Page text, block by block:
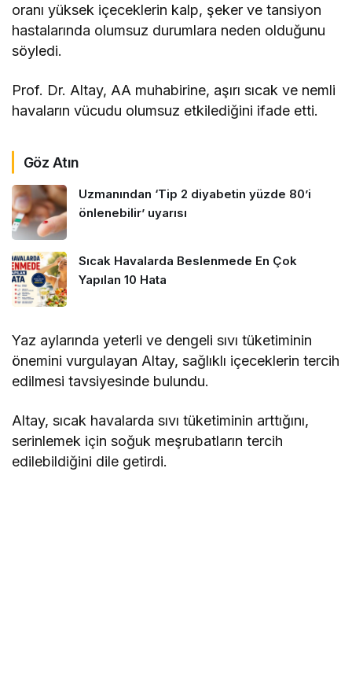
oranı yüksek içeceklerin kalp, şeker ve tansiyon
hastalarında olumsuz durumlara neden olduğunu
söyledi.
Prof. Dr. Altay, AA muhabirine, aşırı sıcak ve nemli
havaların vücudu olumsuz etkilediğini ifade etti.
Göz Atın
Uzmanından ‘Tip 2 diyabetin yüzde 80’i
önlenebilir’ uyarısı
Sıcak Havalarda Beslenmede En Çok
Yapılan 10 Hata
Yaz aylarında yeterli ve dengeli sıvı tüketiminin
önemini vurgulayan Altay, sağlıklı içeceklerin tercih
edilmesi tavsiyesinde bulundu.
Altay, sıcak havalarda sıvı tüketiminin arttığını,
serinlemek için soğuk meşrubatların tercih
edilebildiğini dile getirdi.